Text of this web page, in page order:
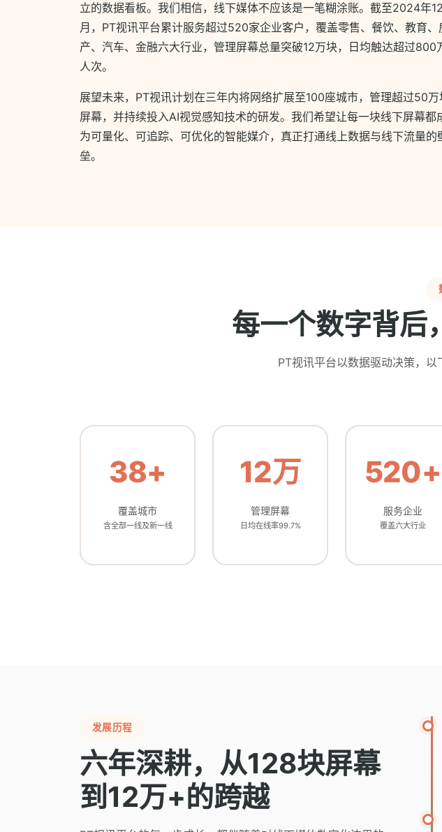
立的数据看板。我们相信，线下媒体不应该是一笔糊涂账。截至2024年12
月，PT视讯平台累计服务超过520家企业客户，覆盖零售、餐饮、教育、
产、汽车、金融六大行业，管理屏幕总量突破12万块，日均触达超过800
人次。
展望未来，PT视讯计划在三年内将网络扩展至100座城市，管理超过50万
屏幕，并持续投入AI视觉感知技术的研发。我们希望让每一块线下屏幕都
为可量化、可追踪、可优化的智能媒介，真正打通线上数据与线下流量的
垒。
每一个数字背后
PT视讯平台以数据驱动决策，
38+
覆盖城市
含全部一线及新一线
12万
管理屏幕
日均在线率99.7%
520+
服务企业
覆盖六大行业
发展历程
六年深耕，从128块屏幕
到12万+的跨越